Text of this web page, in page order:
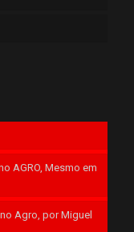
AGRO, Mesmo em
Agro, por Miguel